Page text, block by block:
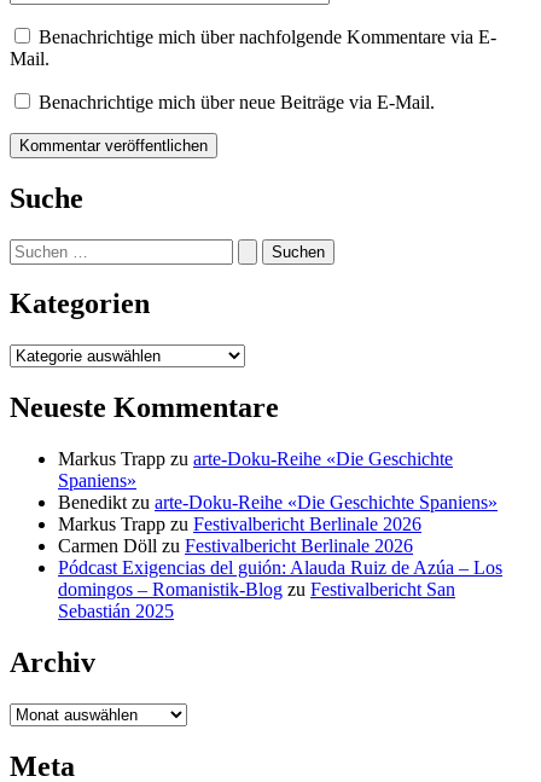
Benachrichtige mich über nachfolgende Kommentare via E-
Mail.
Benachrichtige mich über neue Beiträge via E-Mail.
Suche
Suchen
nach:
Kategorien
Kategorien
Neueste Kommentare
Markus Trapp zu arte-Doku-Reihe «Die Geschichte
Spaniens»
Benedikt zu arte-Doku-Reihe «Die Geschichte Spaniens»
Markus Trapp zu Festivalbericht Berlinale 2026
Carmen Döll zu Festivalbericht Berlinale 2026
Pódcast Exigencias del guión: Alauda Ruiz de Azúa – Los
domingos – Romanistik-Blog zu Festivalbericht San
Sebastián 2025
Archiv
Archiv
Meta